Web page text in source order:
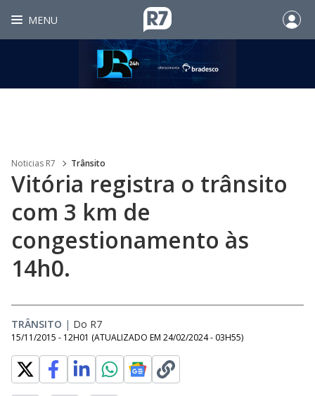
MENU
Noticias R7 Trânsito
Vitória registra o trânsito
com 3 km de
congestionamento às
14h0.
TRÂNSITO | Do R7
15/11/2015 - 12H01 (ATUALIZADO EM 24/02/2024 - 03H55)